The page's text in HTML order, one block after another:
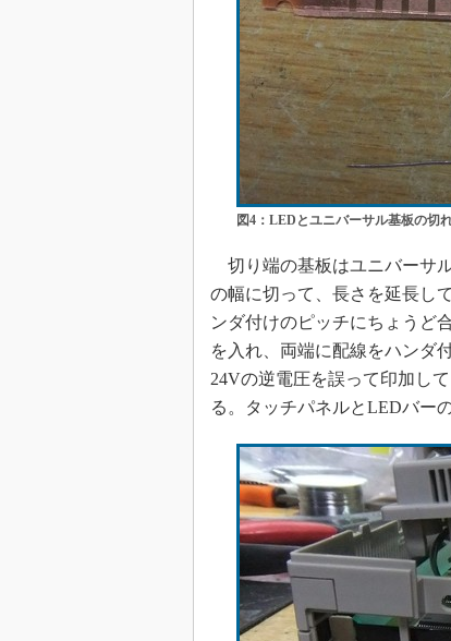
図4：LEDとユニバーサル基板の切
切り端の基板はユニバーサ
の幅に切って、長さを延長し
ンダ付けのピッチにちょうど
を入れ、両端に配線をハンダ
24Vの逆電圧を誤って印加し
る。タッチパネルとLEDバー